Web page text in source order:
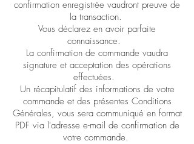
confirmation enregistrée vaudront preuve de
la transaction.
Vous déclarez en avoir parfaite
connaissance.
La confirmation de commande vaudra
signature et acceptation des opérations
effectuées.
Un récapitulatif des informations de votre
commande et des présentes Conditions
Générales, vous sera communiqué en format
PDF via l'adresse e-mail de confirmation de
votre commande.